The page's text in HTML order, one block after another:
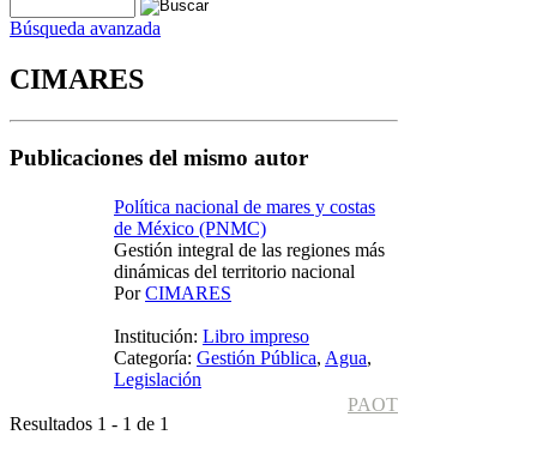
Búsqueda avanzada
CIMARES
Publicaciones del mismo autor
Política nacional de mares y costas
de México (PNMC)
Gestión integral de las regiones más
dinámicas del territorio nacional
PorCIMARES
Institución: Libro impreso
Categoría: Gestión Pública, Agua,
Legislación
PAOT
Resultados 1 - 1 de 1